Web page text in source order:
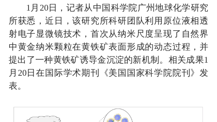
1月20日，记者从中国科学院广州地球化学研究
所获悉，近日，该研究所科研团队利用原位液相透
射电子显微镜技术，首次从纳米尺度呈现了自然界
中黄金纳米颗粒在黄铁矿表面形成的动态过程，并
提出了一种黄铁矿诱导金沉淀的新机制。相关成果1
月20日在国际学术期刊《美国国家科学院院刊》发
表。